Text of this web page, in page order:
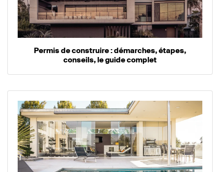
Permis de construire : démarches, étapes,
conseils, le guide complet